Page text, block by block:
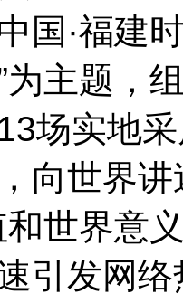
国·福建
为主题，
场实地
向世界讲
和世界意
引发网